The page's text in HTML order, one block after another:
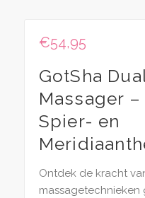
€54,95
GotSha
Massager
Spier- en
Ontdek de kracht